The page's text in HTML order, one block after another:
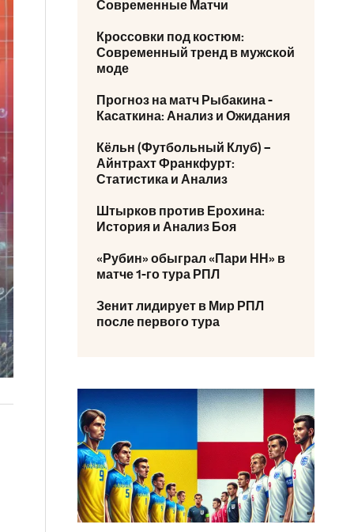
Современные Матчи
Кроссовки под костюм:
Современный тренд в мужской
моде
Прогноз на матч Рыбакина -
Касаткина: Анализ и Ожидания
Кёльн (Футбольный Клуб) –
Айнтрахт Франкфурт:
Статистика и Анализ
Штырков против Ерохина:
История и Анализ Боя
«Рубин» обыграл «Пари НН» в
матче 1-го тура РПЛ
Зенит лидирует в Мир РПЛ
после первого тура